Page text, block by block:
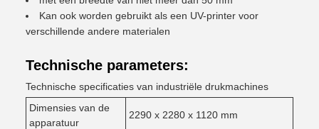
Kan ook worden gebruikt als een UV-printer voor
verschillende andere materialen
Technische parameters:
Technische specificaties van industriële drukmachines
Dimensies van de
apparatuur
2290 x 2280 x 1120 mm